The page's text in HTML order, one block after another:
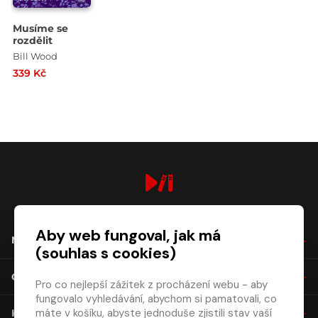
Musíme se
rozdělit
Bill Wood
339 Kč
NÁKUP
O SPOLEČNOSTI
KONTAKT
Aby web fungoval, jak má
(souhlas s cookies)
Pro co nejlepší zážitek z procházení webu - aby
fungovalo vyhledávání, abychom si pamatovali, co
máte v košíku, abyste jednoduše zjistili stav vaší